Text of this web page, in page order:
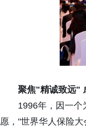
聚焦"精诚致远"
1996年，因一个为
愿，"世界华人保险